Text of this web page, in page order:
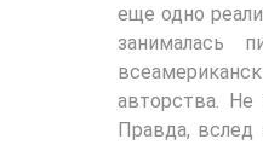
еще одно
занималась
авторства.
Правда, вслед